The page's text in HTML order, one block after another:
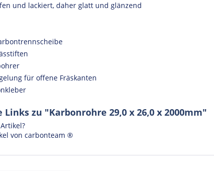
und lackiert, daher glatt und glänzend
für offene Fräskanten
zu "Karbonrohre 29,0 x 26,0 x 2000mm"
von carbonteam ®